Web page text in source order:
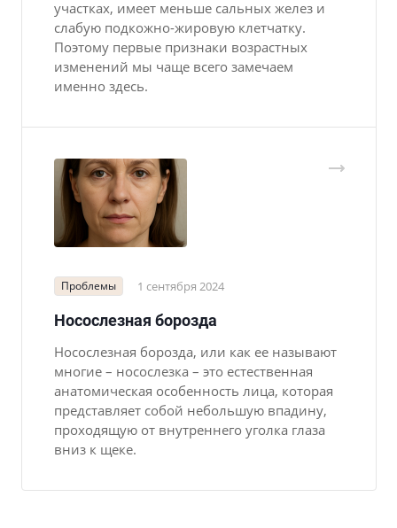
участках, имеет меньше сальных желез и
слабую подкожно-жировую клетчатку.
Поэтому первые признаки возрастных
изменений мы чаще всего замечаем
именно здесь.
Проблемы 1 сентября 2024
Носослезная борозда
Носослезная борозда, или как ее называют
многие – носослезка – это естественная
анатомическая особенность лица, которая
представляет собой небольшую впадину,
проходящую от внутреннего уголка глаза
вниз к щеке.